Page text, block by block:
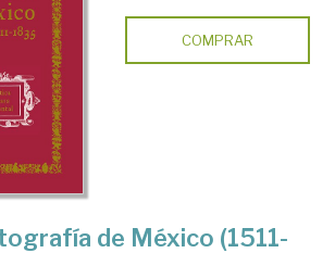
COMPRAR
de México (1511-